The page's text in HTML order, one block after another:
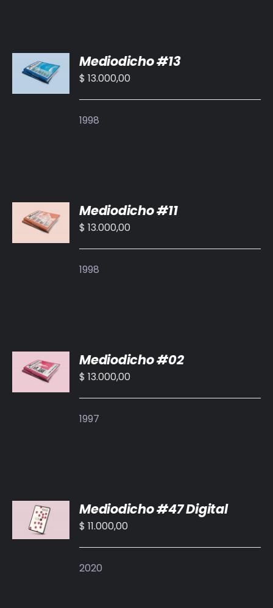
AL
CARRITO
/
Mediodicho #13
$ 13.000,00
1998
AL
CARRITO
/
Mediodicho #11
$ 13.000,00
1998
AL
CARRITO
/
Mediodicho #02
$ 13.000,00
1997
AL
CARRITO
/
Mediodicho #47 Digital
$ 11.000,00
2020